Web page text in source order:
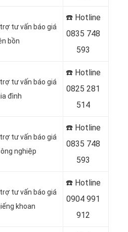
trợ tư vấn báo giá
bồn
☎️ Hotline
0835 748
593
trợ tư vấn báo giá
đình
☎️ Hotline
0825 281
514
trợ tư vấn báo giá
nghiệp
☎️ Hotline
0835 748
593
trợ tư vấn báo giá
khoan
☎️ Hotline
0904 991
912